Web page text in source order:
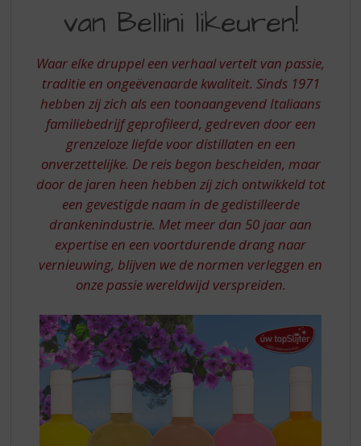
BETOVERENDE
WERELD
VAN
BELLINI
LIKEUREN
van Bellini likeuren!
Waar elke druppel een verhaal vertelt van passie,
traditie en ongeëvenaarde kwaliteit. Sinds 1971
hebben zij zich als een toonaangevend Italiaans
familiebedrijf geprofileerd, gedreven door een
grenzeloze liefde voor distillaten en een
onverzettelijke. De reis begon bescheiden, maar
door de jaren heen hebben zij zich ontwikkeld tot
een gevestigde naam in de gedistilleerde
drankenindustrie. Met meer dan 50 jaar aan
expertise en een voortdurende drang naar
vernieuwing, blijven we de normen verleggen en
onze passie wereldwijd verspreiden.